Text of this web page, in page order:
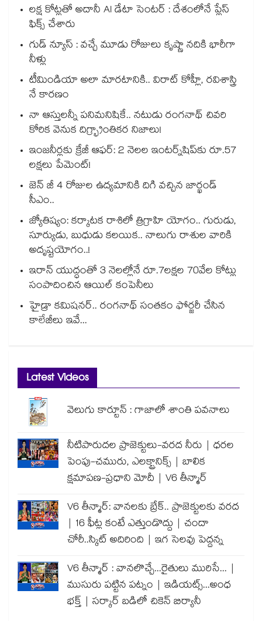
లక్ష కోట్లతో అదానీ AI డేటా సెంటర్ : దేశంలోనే ప్లేస్
ఫిక్స్ చేశారు
గుడ్ న్యూస్ : వచ్చే మూడు రోజులు కృష్ణా నదికి భారీగా
నీళ్లు
టీమిండియా అలా మారటానికి.. విరాట్ కోహ్లీ, రవిశాస్త్రి
నే కారణం
నా ఆస్తులన్నీ పనిమనిషికే.. నటుడు రంగనాథ్ చివరి
కోరిక వెనుక దిగ్భ్రాంతికర నిజాలు!
ఇంజనీర్లకు క్రేజీ ఆఫర్: 2 నెలల ఇంటర్న్‌షిప్‌కు రూ.57
లక్షలు పేమెంట్!
జెన్ జీ 4 రోజుల ఉద్యమానికి దిగి వచ్చిన జార్ఖండ్
సీఎం..
జ్యోతిష్యం: కర్కాటక రాశిలో త్రిగ్రాహి యోగం.. గురుడు,
సూర్యుడు, బుధుడు కలయిక.. నాలుగు రాశుల వారికి
అదృష్టయోగం..!
ఇరాన్ యుద్ధంతో 3 నెలల్లోనే రూ.7లక్షల 70వేల కోట్లు
సంపాదించిన ఆయిల్ కంపెనీలు
హైడ్రా కమిషనర్.. రంగనాథ్ సంతకం ఫోర్జరీ చేసిన
కాలేజీలు ఇవే...
Latest Videos
వెలుగు కార్టూన్ : గాజాలో శాంతి పవనాలు
నీటిపారుదల ప్రాజెక్టులు-వరద నీరు | ధరల
పెంపు-చమురు, ఎలక్ట్రానిక్స్ | బాలిక
క్షమాపణ-ప్రధాని మోదీ | V6 తీన్మార్
V6 తీన్మార్: వానలకు బ్రేక్.. ప్రాజెక్టులకు వరద
| 16 ఫీట్ల కంటే ఎత్తుండొద్దు | చందా
చోరీ..స్కిట్ అదిరింది | ఇగ సెలవు పెద్దన్న
V6 తీన్మార్ : వానలొచ్చే...రైతులు మురిసే... |
ముసురు పట్టిన పట్నం | ఇడియట్స్...అంధ
భక్త్ | సర్కార్ బడిలో చికెన్ బిర్యానీ